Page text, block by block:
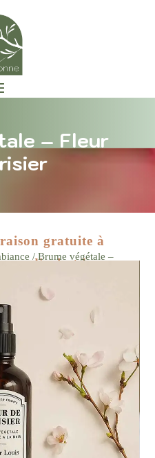
– Fleur
gratuite à
d'achat !
/ Brume végétale –